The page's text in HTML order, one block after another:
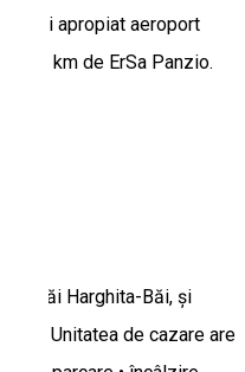
mai apropiat aeroport
la 62 km de ErSa Panzio.
Băi Harghita-Băi, și
Unitatea de cazare are